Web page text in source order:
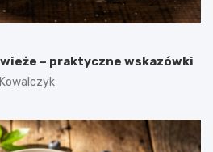
– praktyczne wskazówki